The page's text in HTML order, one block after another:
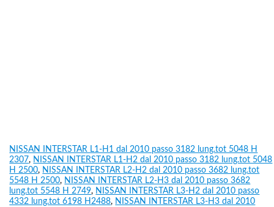
NISSAN INTERSTAR L1-H1 dal 2010 passo 3182 lung.tot 5048 H
2307, NISSAN INTERSTAR L1-H2 dal 2010 passo 3182 lung.tot 5048
H 2500, NISSAN INTERSTAR L2-H2 dal 2010 passo 3682 lung.tot
5548 H 2500, NISSAN INTERSTAR L2-H3 dal 2010 passo 3682
lung.tot 5548 H 2749, NISSAN INTERSTAR L3-H2 dal 2010 passo
4332 lung.tot 6198 H2488, NISSAN INTERSTAR L3-H3 dal 2010